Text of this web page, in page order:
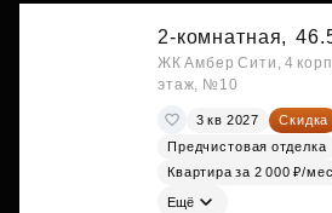
2-комнатная,
ЖК Амбер Сити, 4
этаж, №10
3 кв 2027
Скидка
Предчистовая отделка
Квартира за 2 000 ₽/мес
Ещё